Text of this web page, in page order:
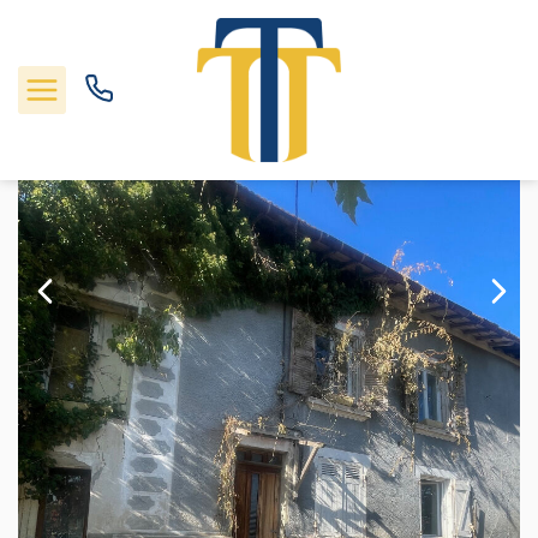
Nos biens
Locations
Gestion
Nos agences
Estimation
Vente maison 70 m², Serpaize 38200Isère
Accueil